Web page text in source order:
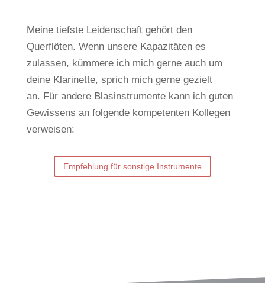
Meine tiefste Leidenschaft gehört den
Querflöten. Wenn unsere Kapazitäten es
zulassen, kümmere ich mich gerne auch um
deine Klarinette, sprich mich gerne gezielt
an. Für andere Blasinstrumente kann ich guten
Gewissens an folgende kompetenten Kollegen
verweisen:
Empfehlung für sonstige Instrumente